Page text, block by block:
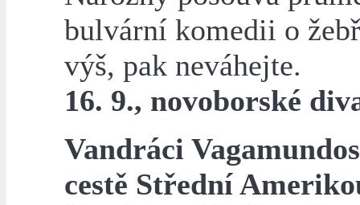
bulvární komedii o
výš, pak neváhejte.
16. 9., novoborské
Vandráci
cestě Střední